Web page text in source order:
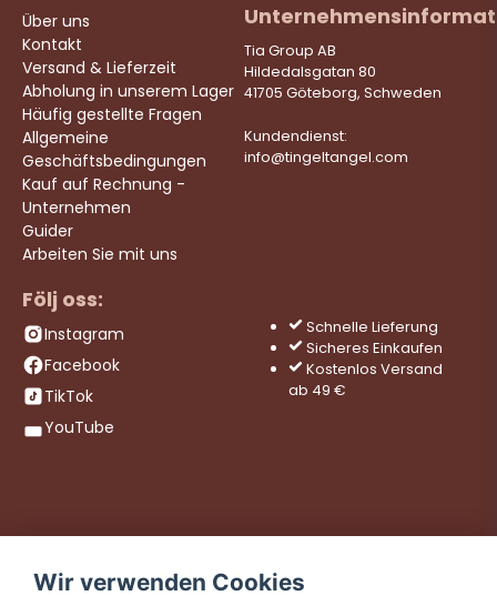
Über uns
Kontakt
Versand & Lieferzeit
Abholung in unserem Lager
Häufig gestellte Fragen
Allgemeine
Geschäftsbedingungen
Kauf auf Rechnung -
Unternehmen
Guider
Arbeiten Sie mit uns
Tia Group AB
Hildedalsgatan 80
41705 Göteborg, Schweden
Kundendienst:
info@tingeltangel.com
Följ oss:
Instagram
Facebook
TikTok
YouTube
Schnelle Lieferung
Sicheres Einkaufen
Kostenlos Versand
ab 49 €
Wir verwenden Cookies